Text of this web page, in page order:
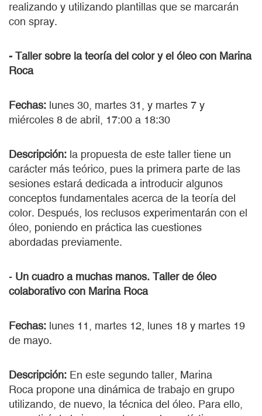
realizando y utilizando plantillas que se marcarán
con spray.
- Taller sobre la teoría del color y el óleo con Marina
Roca
Fechas: lunes 30, martes 31, y martes 7 y
miércoles 8 de abril, 17:00 a 18:30
Descripción: la propuesta de este taller tiene un
carácter más teórico, pues la primera parte de las
sesiones estará dedicada a introducir algunos
conceptos fundamentales acerca de la teoría del
color. Después, los reclusos experimentarán con el
óleo, poniendo en práctica las cuestiones
abordadas previamente.
- Un cuadro a muchas manos. Taller de óleo
colaborativo con Marina Roca
Fechas: lunes 11, martes 12, lunes 18 y martes 19
de mayo.
Descripción: En este segundo taller, Marina
Roca propone una dinámica de trabajo en grupo
utilizando, de nuevo, la técnica del óleo. Para ello,